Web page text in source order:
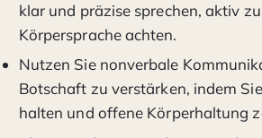
klar und präzise sprechen, aktiv
Körpersprache achten.
Nutzen Sie nonverbale
Botschaft zu verstärken, indem
halten und offene Körperhaltung